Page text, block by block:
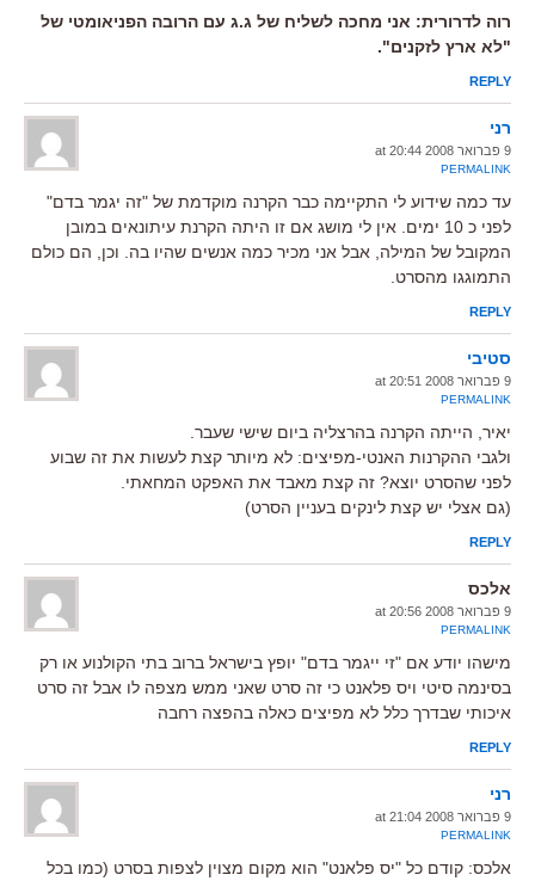
רוה לדרורית: אני מחכה לשליח של ג.ג עם הרובה הפניאומטי של
"לא ארץ לזקנים".
REPLY
רני
9 פברואר 2008 at 20:44
PERMALINK
עד כמה שידוע לי התקיימה כבר הקרנה מוקדמת של "זה יגמר בדם"
לפני כ 10 ימים. אין לי מושג אם זו היתה הקרנת עיתונאים במובן
המקובל של המילה, אבל אני מכיר כמה אנשים שהיו בה. וכן, הם כולם
התמוגגו מהסרט.
REPLY
סטיבי
9 פברואר 2008 at 20:51
PERMALINK
יאיר, הייתה הקרנה בהרצליה ביום שישי שעבר.
ולגבי ההקרנות האנטי-מפיצים: לא מיותר קצת לעשות את זה שבוע
לפני שהסרט יוצא? זה קצת מאבד את האפקט המחאתי.
(גם אצלי יש קצת לינקים בעניין הסרט)
REPLY
אלכס
9 פברואר 2008 at 20:56
PERMALINK
מישהו יודע אם "זי ייגמר בדם" יופץ בישראל ברוב בתי הקולנוע או רק
בסינמה סיטי ויס פלאנט כי זה סרט שאני ממש מצפה לו אבל זה סרט
איכותי שבדרך כלל לא מפיצים כאלה בהפצה רחבה
REPLY
רני
9 פברואר 2008 at 21:04
PERMALINK
אלכס: קודם כל "יס פלאנט" הוא מקום מצוין לצפות בסרט (כמו בכל